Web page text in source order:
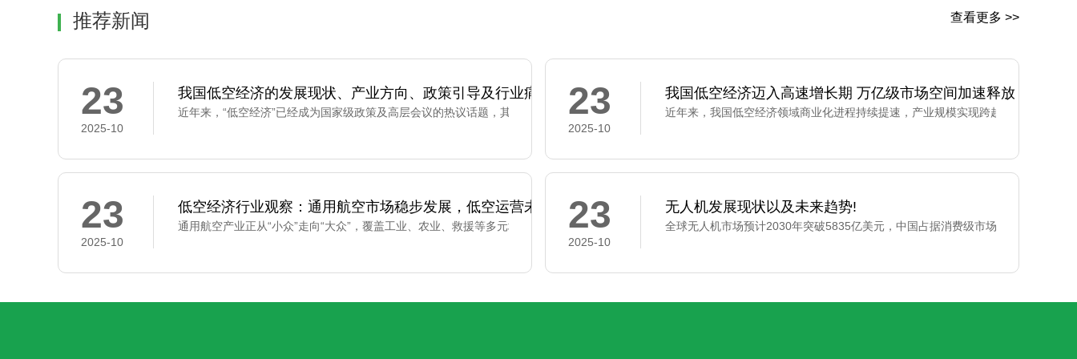
查看更多 >>
推荐新闻
23
2025-10
我国低空经济的发展现状、产业方向、政策引导及行业痛点与趋势
23
2025-10
我国低空经济迈入高速增长期 万亿级市场空间加速释放
近年来，我国低空经济领域商业化进程持续提速，产业规模实现跨越式增长，成
23
2025-10
低空经济行业观察：通用航空市场稳步发展，低空运营未来可期23
2025-10
无人机发展现状以及未来趋势!